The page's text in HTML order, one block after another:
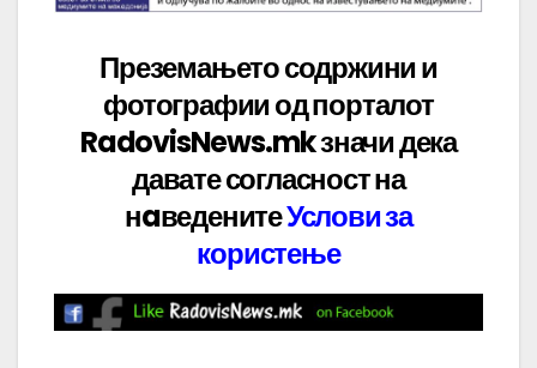
Преземањето содржини и
фотографии од порталот
RadovisNews.mk значи дека
даватесогласност на
нaведенитеУслови за
користење